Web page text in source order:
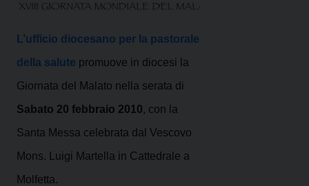
L’ufficio diocesano per la pastorale
della salute promuove in diocesi la
Giornata del Malato nella serata di
Sabato 20 febbraio 2010, con la
Santa Messa celebrata dal Vescovo
Mons. Luigi Martella in Cattedrale a
Molfetta.